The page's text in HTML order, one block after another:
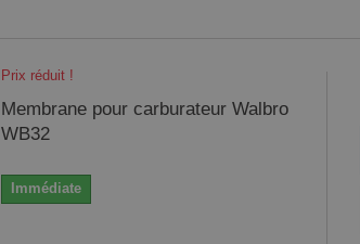
Prix réduit !
Membrane pour carburateur Walbro
WB32
Immédiate